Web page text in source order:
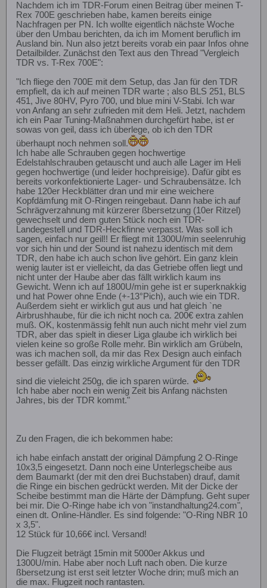
Nachdem ich im TDR-Forum einen Beitrag über meinen T-
Rex 700E geschrieben habe, kamen bereits einige
Nachfragen per PN. Ich wollte eigentlich nächste Woche
über den Umbau berichten, da ich im Moment beruflich im
Ausland bin. Nun also jetzt bereits vorab ein paar Infos ohne
Detailbilder. Zunächst den Text aus den Thread "Vergleich
TDR vs. T-Rex 700E":
"Ich fliege den 700E mit dem Setup, das Jan für den TDR
empfielt, da ich auf meinen TDR warte ; also BLS 251, BLS
451, Jive 80HV, Pyro 700, und blue mini V-Stabi. Ich war
von Anfang an sehr zufrieden mit dem Heli. Jetzt, nachdem
ich ein Paar Tuning-Maßnahmen durchgefürt habe, ist er
sowas von geil, dass ich überlege, ob ich den TDR
überhaupt noch nehmen soll.
Ich habe alle Schrauben gegen hochwertige
Edelstahlschrauben getauscht und auch alle Lager im Heli
gegen hochwertige (und leider hochpreisige). Dafür gibt es
bereits vorkonfektionierte Lager- und Schraubensätze. Ich
habe 120er Heckblätter dran und mir eine weichere
Kopfdämfung mit O-Ringen reingebaut. Dann habe ich auf
Schrägverzahnung mit kürzerer ßbersetzung (10er Ritzel)
gewechselt und dem guten Stück noch ein TDR-
Landegestell und TDR-Heckfinne verpasst. Was soll ich
sagen, einfach nur geil!! Er fliegt mit 1300U/min seelenruhig
vor sich hin und der Sound ist nahezu identisch mit dem
TDR, den habe ich auch schon live gehört. Ein ganz klein
wenig lauter ist er vielleicht, da das Getriebe offen liegt und
nicht unter der Haube aber das fällt wirklich kaum ins
Gewicht. Wenn ich auf 1800U/min gehe ist er superknakkig
und hat Power ohne Ende (+-13°Pich), auch wie ein TDR.
Außerdem sieht er wirklich gut aus und hat gleich `ne
Airbrushhaube, für die ich nicht noch ca. 200€ extra zahlen
muß. OK, kostenmässig fehlt nun auch nicht mehr viel zum
TDR, aber das spielt in dieser Liga glaube ich wirklich bei
vielen keine so große Rolle mehr. Bin wirklich am Grübeln,
was ich machen soll, da mir das Rex Design auch einfach
besser gefällt. Das einzig wirkliche Argument für den TDR
sind die vieleicht 250g, die ich sparen würde.
Ich habe aber noch ein wenig Zeit bis Anfang nächsten
Jahres, bis der TDR kommt."
Zu den Fragen, die ich bekommen habe:
ich habe einfach anstatt der original Dämpfung 2 O-Ringe
10x3,5 eingesetzt. Dann noch eine Unterlegscheibe aus
dem Baumarkt (der mit den drei Buchstaben) drauf, damit
die Ringe ein bischen gedrückt werden. Mit der Dicke der
Scheibe bestimmt man die Härte der Dämpfung. Geht super
bei mir. Die O-Ringe habe ich von "instandhaltung24.com",
einen dt. Online-Händler. Es sind folgende: "O-Ring NBR 10
x 3,5".
12 Stück für 10,66€ incl. Versand!
Die Flugzeit beträgt 15min mit 5000er Akkus und
1300U/min. Habe aber noch Luft nach oben. Die kurze
ßbersetzung ist erst seit letzter Woche drin; muß mich an
die max. Flugzeit noch rantasten.